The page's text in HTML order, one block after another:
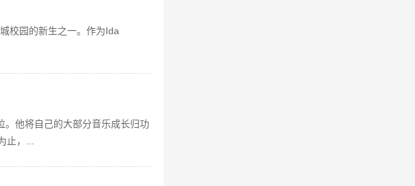
校园的新生之一。作为Ida
他将自己的大部分音乐成长归功
，...